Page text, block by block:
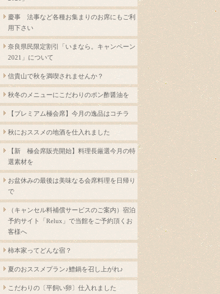
慶事 法事など各種お集まりのお席にもご利
用下さい
奈良県民限定割引「いまなら。キャンペーン
2021」について
信貴山で秋を満喫されませんか？
秋冬のメニューにこだわりのポン酢醤油を
【プレミアム極会席】今月の逸品はコチラ
秋におススメの地酒を仕入れました
【新 極会席販売開始】料理長厳選今月の特
選素材を
お盆休みの最後は美味なる会席料理を日帰り
で
（キャンセル料補償サービスのご案内）宿泊
予約サイト「Relux」で当館をご予約頂くお
客様へ
柿本家ってどんな宿？
夏のおススメプラン♪鱧鍋を召し上がれ♪
こだわりの〔平飼い卵〕仕入れました